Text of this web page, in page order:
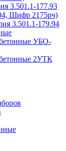
3.501.1-177.93
Шифр 2175рч)
3.501.1-179.94
УБО-
2УТК